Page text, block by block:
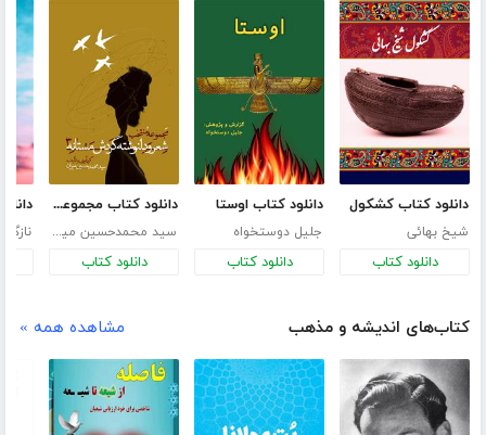
دانلود کتاب کشکول
شیخ بهائی
دانلود کتاب
دانلود کتاب اوستا
جلیل دوستخواه
دانلود کتاب
دانلود کتاب مجموعه منتخب شعر و دلنوشته گردش مستانه 3
سید محمدحسین میران
دانلود کتاب
کتاب‌های اندیشه و مذهب مشاهده همه »